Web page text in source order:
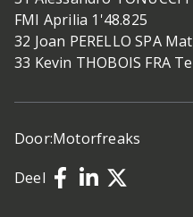
FMI Aprilia 1'48.825
32 Joan PERELLO SPA
33 Kevin THOBOIS FRA
Door:Motorfreaks
Deel